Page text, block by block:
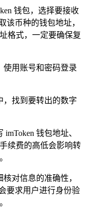
钱包，选择要接收
该币种的钱包地址，
格式，一定要确保复
使用账号和密码登录
，找到要转出的数字
钱包地址、
续费的高低会影响转
对信息的准确性，
要求用户进行身份验